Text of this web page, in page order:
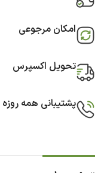
امکان مرجوعی
تحویل اکسپرس
پشتیبانی همه روزه